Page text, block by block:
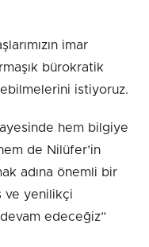
imar
bürokratik
istiyoruz.
hem bilgiye
de Nilüfer’in
adına önemli bir
ve yenilikçi
edeceğiz”